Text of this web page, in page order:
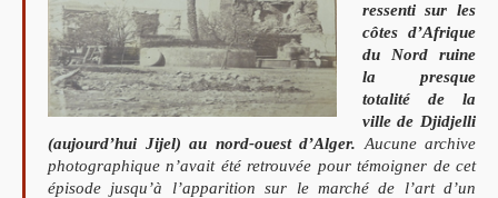
ressenti sur les
côtes d’Afrique
du Nord ruine
la presque
totalité de la
ville de Djidjelli
(aujourd’hui Jijel) au nord-ouest d’Alger. Aucune archive
photographique n’avait été retrouvée pour témoigner de cet
épisode jusqu’à l’apparition sur le marché de l’art d’un